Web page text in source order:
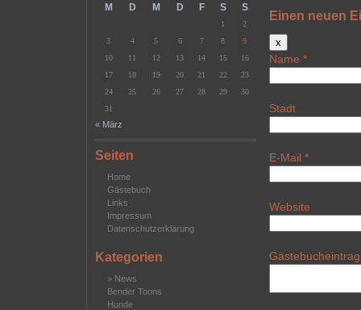
M D M D F S S
1
2
3
4 5 6 7 8
9
10
11 12 13 14 15
16
17
18 19 20 21 22
23
24
25 26 27 28 29
30
31
« März
Seiten
Home
Gästebuch
Links
Impressum
Datenschutzerklärung
Kategorien
> News
Bender Toons
Hunde
Einen neuen
x
Formular
ausblenden
Name*
Stadt
E-Mail*
Website